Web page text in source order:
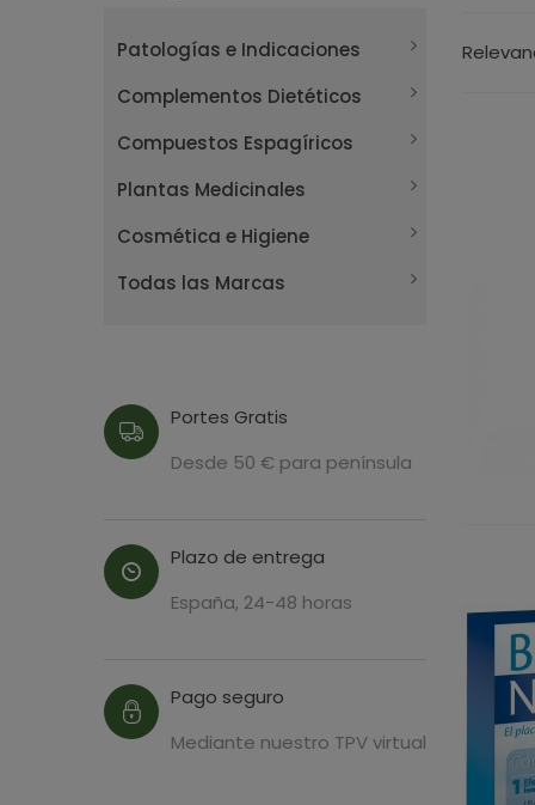
Patologías e Indicaciones
Complementos Dietéticos
Compuestos Espagíricos
Plantas Medicinales
Cosmética e Higiene
Todas las Marcas
Portes Gratis
Desde 50 € para península
Plazo de entrega
España, 24-48 horas
Pago seguro
Mediante nuestro TPV virtual